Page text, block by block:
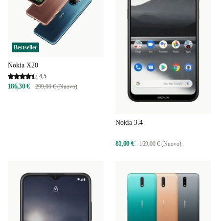
Bestseller
Nokia X20
4,5
186,30 € 299,00 € (Nuovo)
Nokia 3.4
81,00 € 169,00 € (Nuovo)